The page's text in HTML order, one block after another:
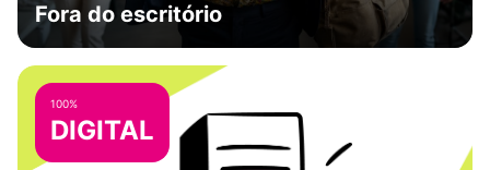
Fora do escritório
100%
DIGITAL